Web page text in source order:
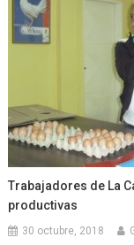
Trabajadores de La
productivas
30 octubre, 2018